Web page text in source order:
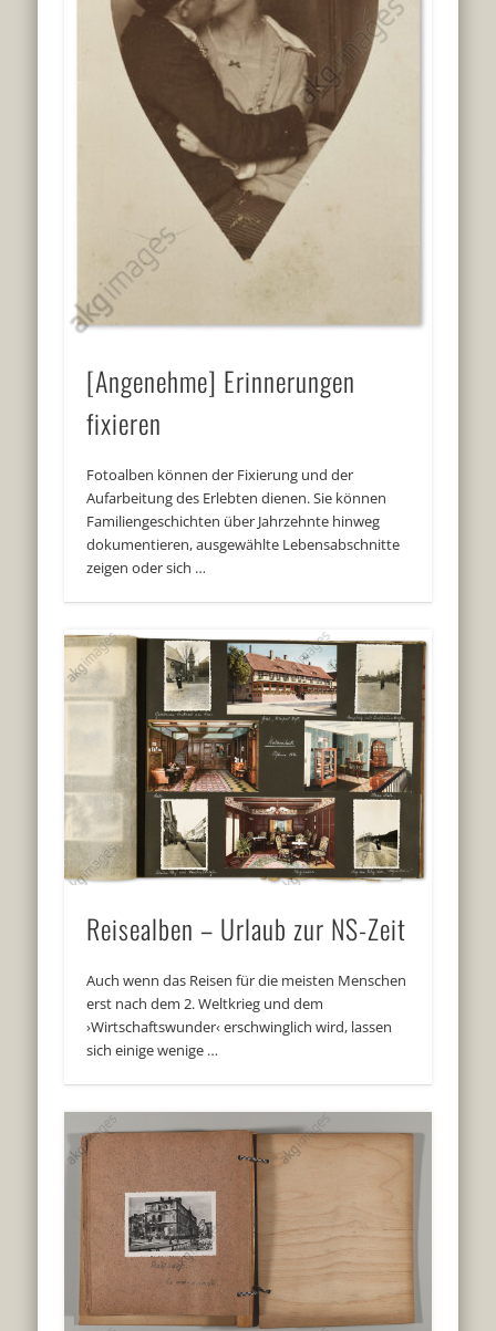
[Angenehme] Erinnerungen
fixieren
Fotoalben können der Fixierung und der
Aufarbeitung des Erlebten dienen. Sie können
Familiengeschichten über Jahrzehnte hinweg
dokumentieren, ausgewählte Lebensabschnitte
zeigen oder sich …
Reisealben – Urlaub zur NS-Zeit
Auch wenn das Reisen für die meisten Menschen
erst nach dem 2. Weltkrieg und dem
›Wirtschaftswunder‹ erschwinglich wird, lassen
sich einige wenige …